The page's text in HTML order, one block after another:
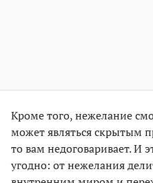
Кроме того, нежелание
может являться скрытым
то вам недоговаривает. И
угодно: от нежелания